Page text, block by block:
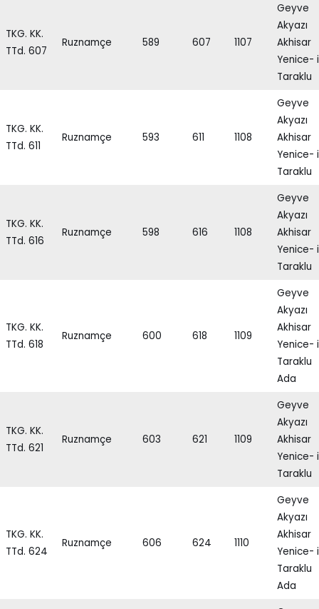
TKG. KK.
TTd. 607
Ruznamçe 589 607 1107
Geyve
Akyazı
Akhisar
Yenice- i
Taraklu
TKG. KK.
TTd. 611
Ruznamçe 593 611 1108
Geyve
Akyazı
Akhisar
Yenice- i
Taraklu
TKG. KK.
TTd. 616
Ruznamçe 598 616 1108
Geyve
Akyazı
Akhisar
Yenice- i
Taraklu
TKG. KK.
TTd. 618
Ruznamçe 600 618 1109
Geyve
Akyazı
Akhisar
Yenice- i
Taraklu
Ada
TKG. KK.
TTd. 621
Ruznamçe 603 621 1109
Geyve
Akyazı
Akhisar
Yenice- i
Taraklu
TKG. KK.
TTd. 624
Ruznamçe 606 624 1110
Geyve
Akyazı
Akhisar
Yenice- i
Taraklu
Ada